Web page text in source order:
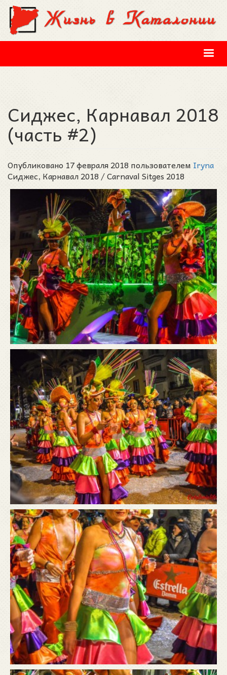
Перейти к основному содержанию
Сиджес, Карнавал 2018
(часть #2)
Опубликовано 17 февраля 2018 пользователем Iryna
Сиджес, Карнавал 2018 / Carnaval Sitges 2018